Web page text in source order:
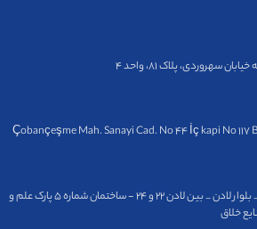
سهروردی، پلاک ۸۱، واحد ۴
Çobançeşme Mah. Sanayi Cad. No 44 İç kapi No
مشهد _ بلوار وکیل آباد_ بلوار لادن _ بین لادن ۲۲ و ۲۴ - ساختمان شماره ۵ پارک علم و
خلاق